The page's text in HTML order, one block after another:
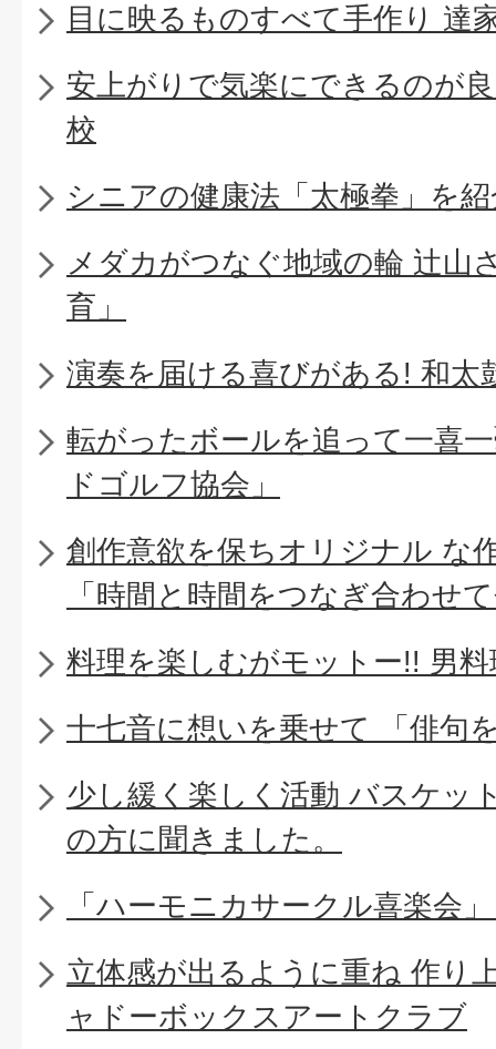
目に映るものすべて手作り 達
安上がりで気楽にできるのが
校
シニアの健康法「太極拳」を
メダカがつなぐ地域の輪 辻山
育」
演奏を届ける喜びがある! 和太
転がったボールを追って一喜
ドゴルフ協会」
創作意欲を保ちオリジナル な
「時間と時間をつなぎ合わせ
料理を楽しむがモットー!! 男
十七音に想いを乗せて 「俳句
少し緩く楽しく活動 バスケッ
の方に聞きました。
「ハーモニカサークル喜楽会
立体感が出るように重ね 作り
ャドーボックスアートクラブ